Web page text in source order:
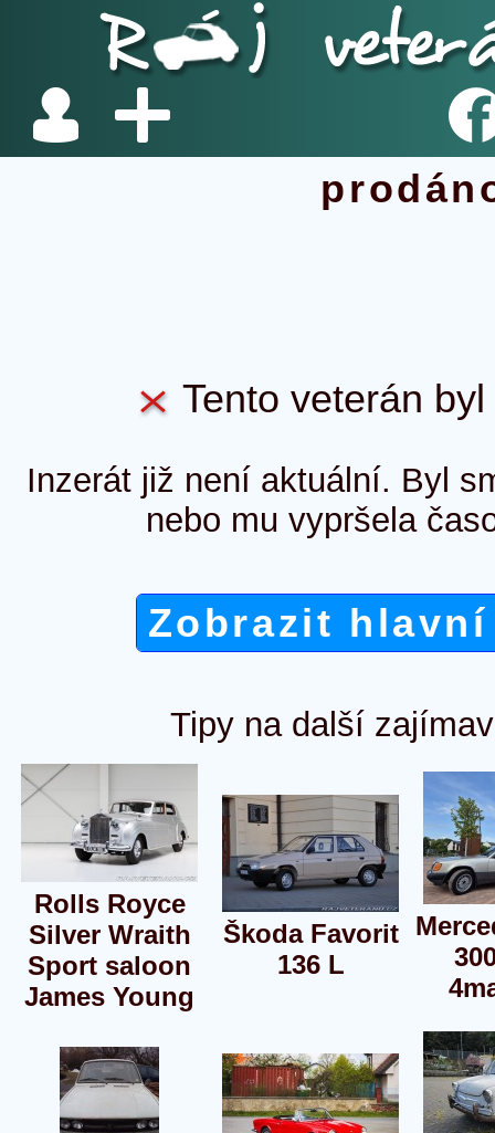
Tento veterán
Inzerát již není aktuální. Byl
nebo mu vypršela
Zobrazit
Tipy na další
Rolls Royce
Silver Wraith
Sport saloon
James Young
Škoda Favorit
136 L